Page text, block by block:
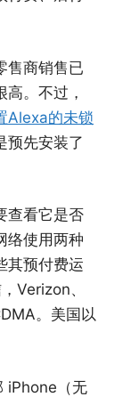
售商销售已
。不过，
Alexa的未锁
预先安装了
查看它是否
络使用两种
其预付费运
Verizon、
。美国以
iPhone（无